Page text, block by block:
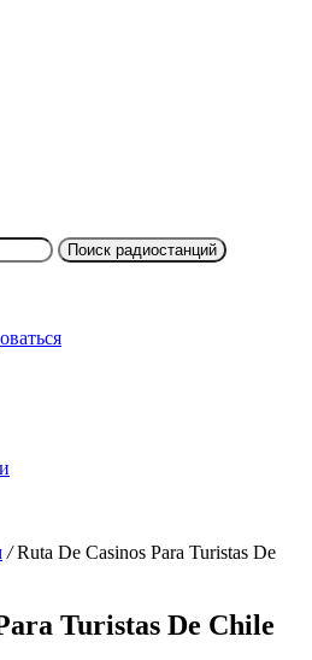
Поиск радиостанций
/ Ruta De Casinos Para Turistas De
Turistas De Chile